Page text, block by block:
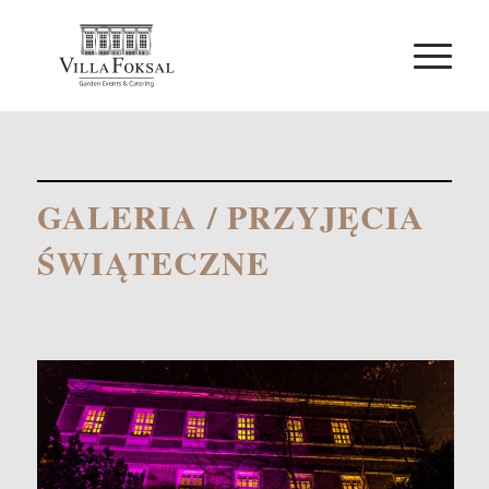
GALERIA / PRZYJĘCIA
ŚWIĄTECZNE